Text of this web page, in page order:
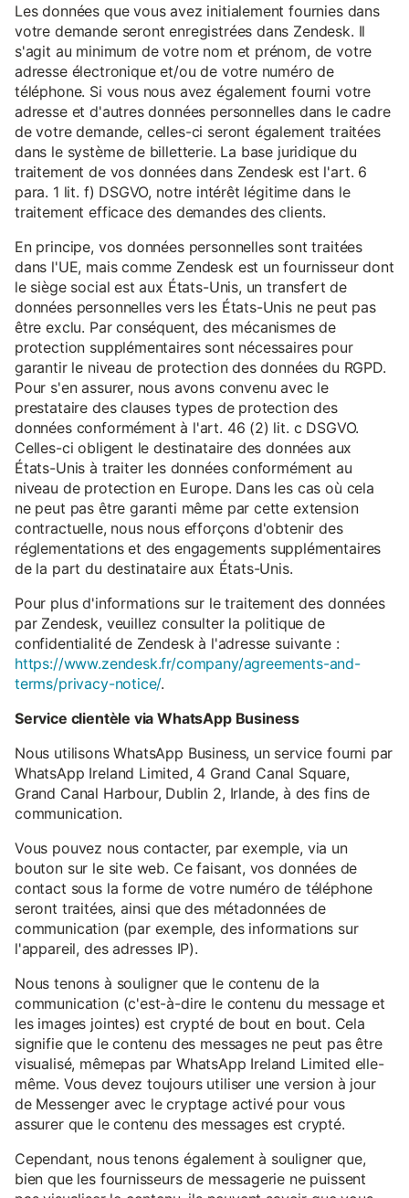
Les données que vous avez initialement fournies dans
votre demande seront enregistrées dans Zendesk. Il
s'agit au minimum de votre nom et prénom, de votre
adresse électronique et/ou de votre numéro de
téléphone. Si vous nous avez également fourni votre
adresse et d'autres données personnelles dans le cadre
de votre demande, celles-ci seront également traitées
dans le système de billetterie. La base juridique du
traitement de vos données dans Zendesk est l'art. 6
para. 1 lit. f) DSGVO, notre intérêt légitime dans le
traitement efficace des demandes des clients.
En principe, vos données personnelles sont traitées
dans l'UE, mais comme Zendesk est un fournisseur dont
le siège social est aux États-Unis, un transfert de
données personnelles vers les États-Unis ne peut pas
être exclu. Par conséquent, des mécanismes de
protection supplémentaires sont nécessaires pour
garantir le niveau de protection des données du RGPD.
Pour s'en assurer, nous avons convenu avec le
prestataire des clauses types de protection des
données conformément à l'art. 46 (2) lit. c DSGVO.
Celles-ci obligent le destinataire des données aux
États-Unis à traiter les données conformément au
niveau de protection en Europe. Dans les cas où cela
ne peut pas être garanti même par cette extension
contractuelle, nous nous efforçons d'obtenir des
réglementations et des engagements supplémentaires
de la part du destinataire aux États-Unis.
Pour plus d'informations sur le traitement des données
par Zendesk, veuillez consulter la politique de
confidentialité de Zendesk à l'adresse suivante :
https://www.zendesk.fr/company/agreements-and-
terms/privacy-notice/.
Service clientèle via WhatsApp Business
Nous utilisons WhatsApp Business, un service fourni par
WhatsApp Ireland Limited, 4 Grand Canal Square,
Grand Canal Harbour, Dublin 2, Irlande, à des fins de
communication.
Vous pouvez nous contacter, par exemple, via un
bouton sur le site web. Ce faisant, vos données de
contact sous la forme de votre numéro de téléphone
seront traitées, ainsi que des métadonnées de
communication (par exemple, des informations sur
l'appareil, des adresses IP).
Nous tenons à souligner que le contenu de la
communication (c'est-à-dire le contenu du message et
les images jointes) est crypté de bout en bout. Cela
signifie que le contenu des messages ne peut pas être
visualisé, mêmepas par WhatsApp Ireland Limited elle-
même. Vous devez toujours utiliser une version à jour
de Messenger avec le cryptage activé pour vous
assurer que le contenu des messages est crypté.
Cependant, nous tenons également à souligner que,
bien que les fournisseurs de messagerie ne puissent